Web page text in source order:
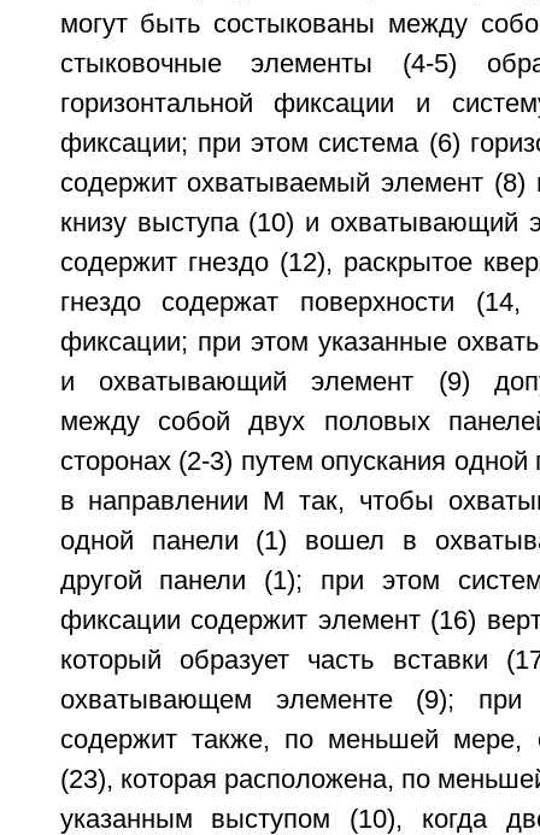
могут быть состыкованы между
стыковочные элементы (4-5)
горизонтальной фиксации и
фиксации; при этом система (6)
содержит охватываемый элемент (8)
книзу выступа (10) и охватывающий
содержит гнездо (12), раскрытое
гнездо содержат поверхности (14,
фиксации; при этом указанные
и охватывающий элемент (9)
между собой двух половых
сторонах (2-3) путем опускания
в направлении M так, чтобы
одной панели (1) вошел в
другой панели (1); при этом
фиксации содержит элемент (16)
который образует часть вставки
охватывающем элементе (9); при
содержит также, по меньшей мере,
(23), которая расположена, по
указанным выступом (10), когда